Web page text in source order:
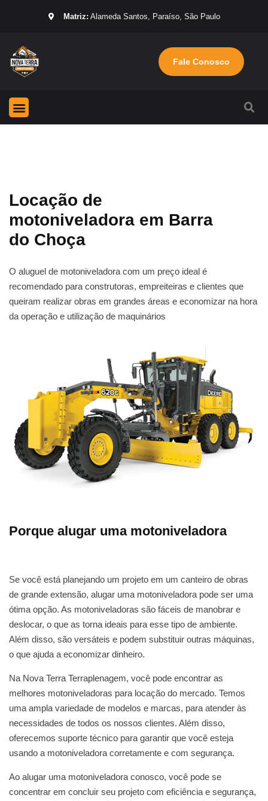
Matriz: Alameda Santos, Paraíso, São Paulo
Fale Conosco
Locação de
motoniveladora em Barra
do Choça
O aluguel de motoniveladora com um preço ideal é
recomendado para construtoras, empreiteiras e clientes que
queiram realizar obras em grandes áreas e economizar na hora
da operação e utilização de maquinários
Porque alugar uma motoniveladora
Se você está planejando um projeto em um canteiro de obras
de grande extensão, alugar uma motoniveladora pode ser uma
ótima opção. As motoniveladoras são fáceis de manobrar e
deslocar, o que as torna ideais para esse tipo de ambiente.
Além disso, são versáteis e podem substituir outras máquinas,
o que ajuda a economizar dinheiro.
Na Nova Terra Terraplenagem, você pode encontrar as
melhores motoniveladoras para locação do mercado. Temos
uma ampla variedade de modelos e marcas, para atender às
necessidades de todos os nossos clientes. Além disso,
oferecemos suporte técnico para garantir que você esteja
usando a motoniveladora corretamente e com segurança.
Ao alugar uma motoniveladora conosco, você pode se
concentrar em concluir seu projeto com eficiência e segurança,